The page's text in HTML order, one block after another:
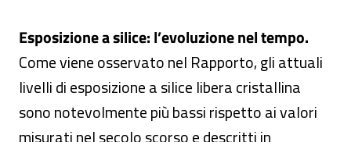
Esposizione a silice: l’evoluzione nel tempo.
Come viene osservato nel Rapporto, gli attuali
livelli di esposizione a silice libera cristallina
sono notevolmente più bassi rispetto ai valori
misurati nel secolo scorso e descritti in